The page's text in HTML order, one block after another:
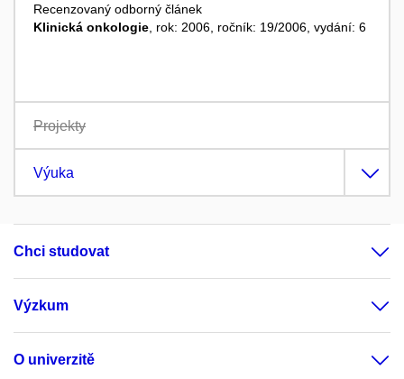
Recenzovaný odborný článek
Klinická onkologie , rok: 2006, ročník: 19/2006, vydání: 6
Projekty
Výuka
Chci studovat
Výzkum
O univerzitě